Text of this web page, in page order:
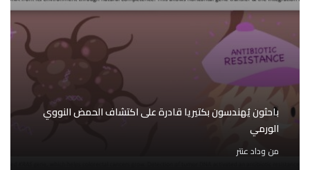
باحثون يُهندسون بكتيريا قادرة على اكتشاف الحمض النووي
الورمي
من وداد عنتر